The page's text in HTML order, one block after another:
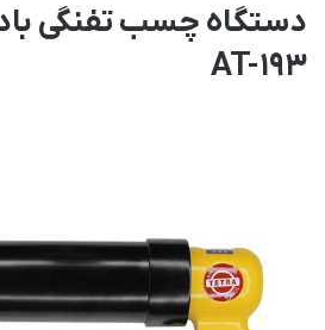
دستگاه چسب تفنگی
AT-193